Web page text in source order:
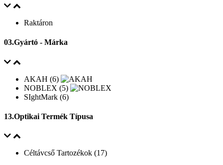
Raktáron
03.Gyártó - Márka
AKAH (6)
NOBLEX (5)
SIghtMark (6)
13.Optikai Termék Típusa
Céltávcső Tartozékok (17)